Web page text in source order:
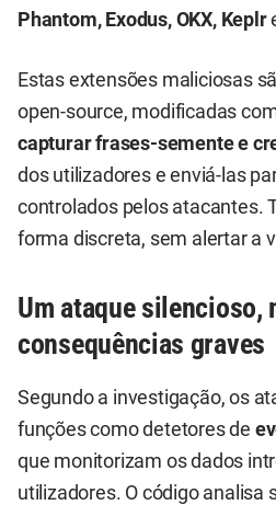
Phantom, Exodus, OKX, Keplr
Estas extensões maliciosas
open-source, modificadas
capturar frases-semente e
dos utilizadores e enviá-las
controlados pelos atacantes.
forma discreta, sem alertar a
Um ataque silencioso,
consequências graves
Segundo a investigação, os
funções como detetores de
que monitorizam os dados
utilizadores. O código analisa